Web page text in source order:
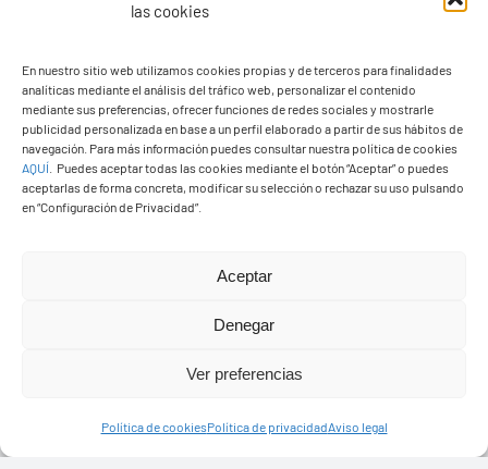
las cookies
En nuestro sitio web utilizamos cookies propias y de terceros para finalidades
analíticas mediante el análisis del tráfico web, personalizar el contenido
mediante sus preferencias, ofrecer funciones de redes sociales y mostrarle
publicidad personalizada en base a un perfil elaborado a partir de sus hábitos de
navegación. Para más información puedes consultar nuestra política de cookies
AQUÍ
Puedes aceptar todas las cookies mediante el botón “Aceptar” o puedes
aceptarlas de forma concreta, modificar su selección o rechazar su uso pulsando
en “Configuración de Privacidad”.
Aceptar
Denegar
Ver preferencias
Política de cookiesPolítica de privacidadAviso legal
Ayuntamiento de Yaiza
Pza. de Los Remedios, 1
35570 – Yaiza
Tel:928 83 62 20
© Copyright2026 Ayuntamiento de Yaiza - Todos los